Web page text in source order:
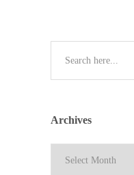
Archives